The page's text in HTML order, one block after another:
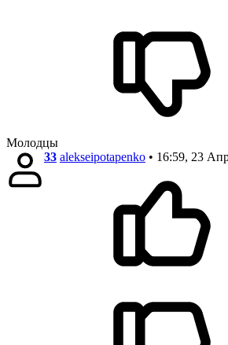
Молодцы
33 alekseipotapenko • 16:59, 23